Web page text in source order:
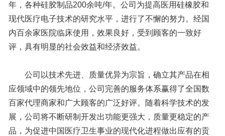
年，各种硅胶制品200余吨/年。公司为提高医用硅橡胶和
现代医疗电子技术的研究水平，进行了不懈的努力。经国
内百余家医院临床使用，效果良好，受到顾客的一致好
评，具有明显的社会效益和经济效益。
公司以技术先进、质量优异为宗旨，确立其产品在相
应领域中的领先地位，公司完善的服务体系赢得了全国数
百家代理商家和广大顾客的广泛好评。随着科学技术的发
展，公司将不断研制开发出功能更强大，质量更稳定的产
品，为促进中国医疗卫生事业的现代化进程做出应有的贡